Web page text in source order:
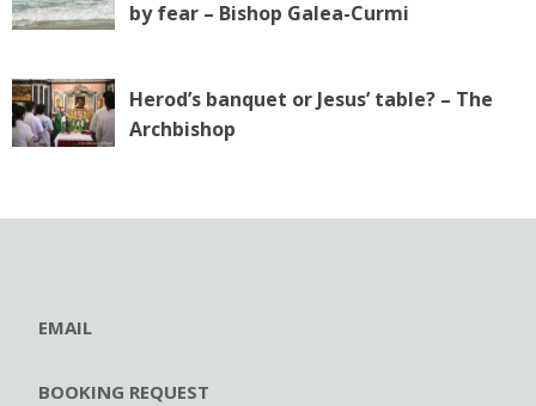
by fear – Bishop Galea-Curmi
Herod’s banquet or Jesus’ table? – The
Archbishop
EMAIL
BOOKING REQUEST